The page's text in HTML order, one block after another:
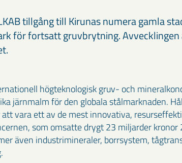
tillgång till Kirunas numera gamla
för fortsatt gruvbrytning.
högteknologisk gruv- och
järnmalm för den globala stålmarknaden.
vara ett av de mest innovativa,
som omsatte drygt 23 miljarder
även industrimineraler, borrsystem,